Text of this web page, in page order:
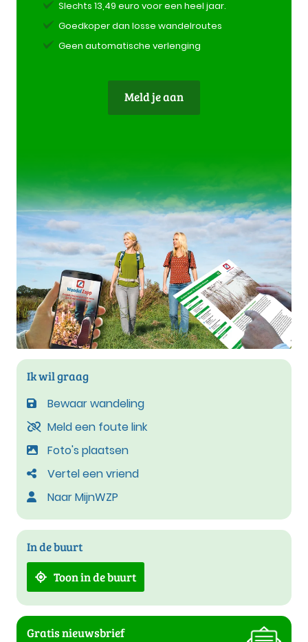
Slechts 13,49 euro voor een heel jaar.
Goedkoper dan losse wandelroutes
Geen automatische verlenging
Meld je aan
Ik wil graag
Bewaar wandeling
Meld een foute link
Foto's plaatsen
Vertel een vriend
Naar MijnWZP
In de buurt
Toon in de buurt
Gratis nieuwsbrief